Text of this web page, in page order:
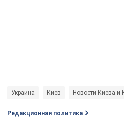
Украина Киев Новости Киева и
Редакционная политика